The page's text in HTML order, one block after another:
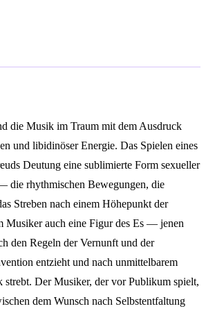
die Musik im Traum mit dem Ausdruck
und libidinöser Energie. Das Spielen eines
Deutung eine sublimierte Form sexueller
die rhythmischen Bewegungen, die
Streben nach einem Höhepunkt der
Musiker auch eine Figur des Es — jenen
den Regeln der Vernunft und der
entzieht und nach unmittelbarem
strebt. Der Musiker, der vor Publikum spielt,
dem Wunsch nach Selbstentfaltung